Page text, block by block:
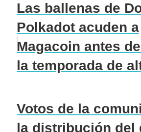
Las ballenas de
Polkadot acuden a
Magacoin antes
la temporada de
Votos de la
la distribución del